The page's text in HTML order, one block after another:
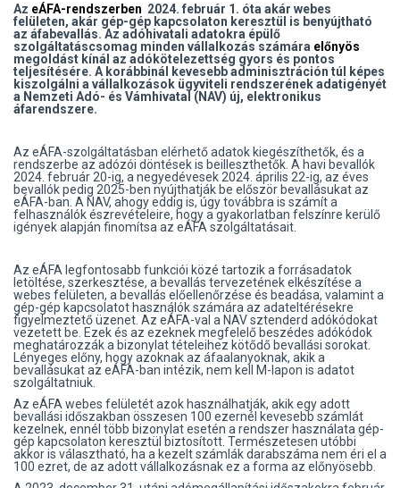
Az eÁFA-rendszerben 2024. február 1. óta akár webes
felületen, akár gép-gép kapcsolaton keresztül is benyújtható
az áfabevallás. Az adóhivatali adatokra épülő
szolgáltatáscsomag minden vállalkozás számára előnyös
megoldást kínál az adókötelezettség gyors és pontos
teljesítésére. A korábbinál kevesebb adminisztráción túl képes
kiszolgálni a vállalkozások ügyviteli rendszerének adatigényét
a Nemzeti Adó- és Vámhivatal (NAV) új, elektronikus
áfarendszere.
Az eÁFA-szolgáltatásban elérhető adatok kiegészíthetők, és a
rendszerbe az adózói döntések is beilleszthetők. A havi bevallók
2024. február 20-ig, a negyedévesek 2024. április 22-ig, az éves
bevallók pedig 2025-ben nyújthatják be először bevallásukat az
eÁFA-ban. A NAV, ahogy eddig is, úgy továbbra is számít a
felhasználók észrevételeire, hogy a gyakorlatban felszínre kerülő
igények alapján finomítsa az eÁFA szolgáltatásait.
Az eÁFA legfontosabb funkciói közé tartozik a forrásadatok
letöltése, szerkesztése, a bevallás tervezetének elkészítése a
webes felületen, a bevallás előellenőrzése és beadása, valamint a
gép-gép kapcsolatot használók számára az adateltérésekre
figyelmeztető üzenet. Az eÁFA-val a NAV sztenderd adókódokat
vezetett be. Ezek és az ezeknek megfelelő beszédes adókódok
meghatározzák a bizonylat tételeihez kötődő bevallási sorokat.
Lényeges előny, hogy azoknak az áfaalanyoknak, akik a
bevallásukat az eÁFA-ban intézik, nem kell M-lapon is adatot
szolgáltatniuk.
Az eÁFA webes felületét azok használhatják, akik egy adott
bevallási időszakban összesen 100 ezernél kevesebb számlát
kezelnek, ennél több bizonylat esetén a rendszer használata gép-
gép kapcsolaton keresztül biztosított. Természetesen utóbbi
akkor is választható, ha a kezelt számlák darabszáma nem éri el a
100 ezret, de az adott vállalkozásnak ez a forma az előnyösebb.